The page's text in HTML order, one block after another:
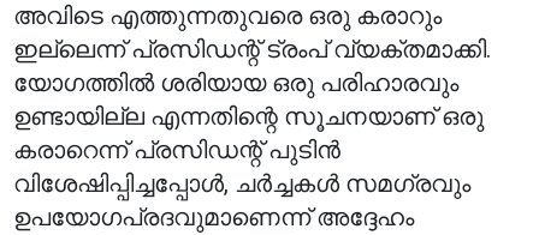
അവിടെ എത്തുന്നതുവരെ ഒരു കരാറും
ഇല്ലെന്ന് പ്രസിഡന്റ് ട്രംപ് വ്യക്തമാക്കി.
യോഗത്തിൽ ശരിയായ ഒരു പരിഹാരവും
ഉണ്ടായില്ല എന്നതിന്റെ സൂചനയാണ് ഒരു
കരാറെന്ന് പ്രസിഡന്റ് പുടിൻ
വിശേഷിപ്പിച്ചപ്പോൾ, ചർച്ചകൾ സമഗ്രവും
ഉപയോഗപ്രദവുമാണെന്ന് അദ്ദേഹം